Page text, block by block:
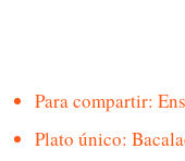
Para compartir:
Plato único: